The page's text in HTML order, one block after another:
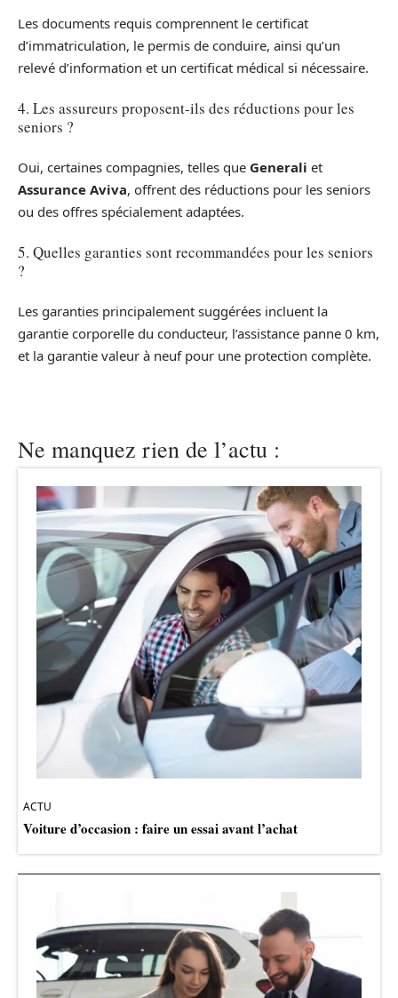
Les documents requis comprennent le certificat
d’immatriculation, le permis de conduire, ainsi qu’un
relevé d’information et un certificat médical si nécessaire.
4. Les assureurs proposent-ils des réductions pour les
seniors ?
Oui, certaines compagnies, telles que Generali et
Assurance Aviva, offrent des réductions pour les seniors
ou des offres spécialement adaptées.
5. Quelles garanties sont recommandées pour les seniors
?
Les garanties principalement suggérées incluent la
garantie corporelle du conducteur, l’assistance panne 0 km,
et la garantie valeur à neuf pour une protection complète.
Ne manquez rien de l’actu :
ACTU
Voiture d’occasion : faire un essai avant l’achat